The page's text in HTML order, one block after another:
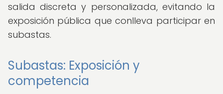
salida discreta y personalizada, evitando la
exposición pública que conlleva participar en
subastas.
Subastas: Exposición y
competencia